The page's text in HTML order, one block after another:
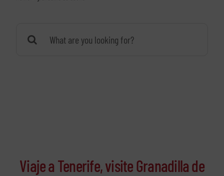
Viaje a Tenerife, visite Granadilla de